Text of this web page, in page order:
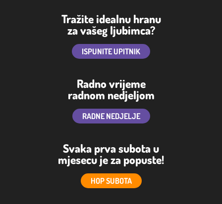
Tražite idealnu hranu
za vašeg ljubimca?
ISPUNITE UPITNIK
Radno vrijeme
radnom nedjeljom
RADNE NEDJELJE
Svaka prva subota u
mjesecu je za popuste!
HOP SUBOTA